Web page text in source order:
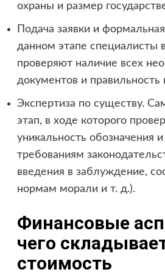
охраны и размер
Подача заявки и
данном этапе специалисты
проверяют наличие всех
документов и правильность
Экспертиза по существу.
этап, в ходе которого
уникальность обозначения
требованиям
введения в заблуждение,
нормам морали и т. д.).
Финансовые
чего
стоимость